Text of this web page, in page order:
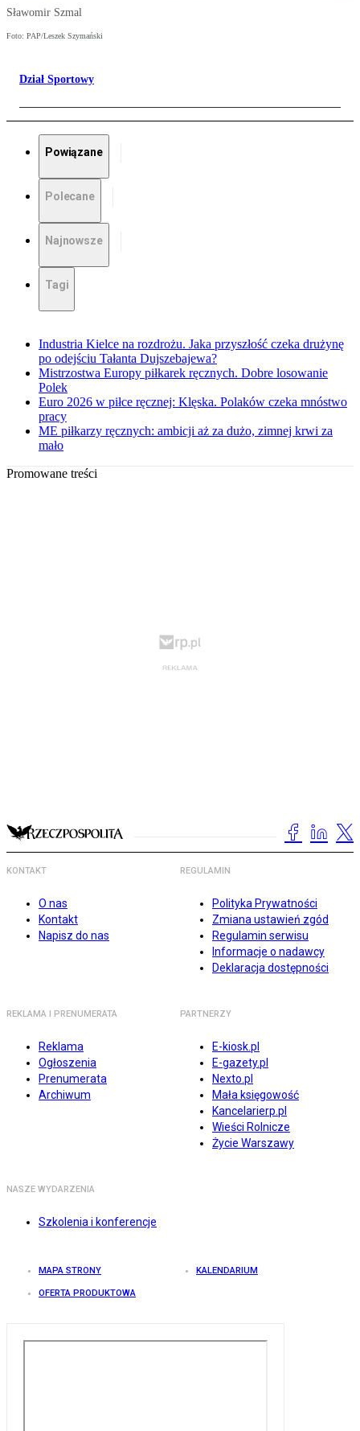
Sławomir Szmal
Foto: PAP/Leszek Szymański
Dział Sportowy
Powiązane
Polecane
Najnowsze
Tagi
Industria Kielce na rozdrożu. Jaka przyszłość czeka drużynę
po odejściu Tałanta Dujszebajewa?
Mistrzostwa Europy piłkarek ręcznych. Dobre losowanie
Polek
Euro 2026 w piłce ręcznej: Klęska. Polaków czeka mnóstwo
pracy
ME piłkarzy ręcznych: ambicji aż za dużo, zimnej krwi za
mało
Promowane treści
KONTAKT
O nas
Kontakt
Napisz do nas
REGULAMIN
Polityka Prywatności
Zmiana ustawień zgód
Regulamin serwisu
Informacje o nadawcy
Deklaracja dostępności
REKLAMA I PRENUMERATA
Reklama
Ogłoszenia
Prenumerata
Archiwum
PARTNERZY
E-kiosk.pl
E-gazety.pl
Nexto.pl
Mała księgowość
Kancelarierp.pl
Wieści Rolnicze
Życie Warszawy
NASZE WYDARZENIA
Szkolenia i konferencje
MAPA STRONY KALENDARIUM
OFERTA PRODUKTOWA